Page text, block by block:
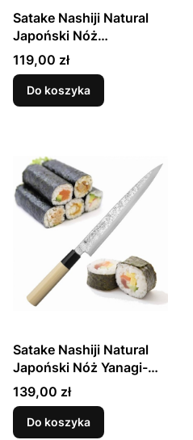
Satake Nashiji Natural
Japoński Nóż
Uniwersalny 12cm
Cena
119,00 zł
Do koszyka
Satake Nashiji Natural
Japoński Nóż Yanagi-
Sashimi 21cm
Cena
139,00 zł
Do koszyka